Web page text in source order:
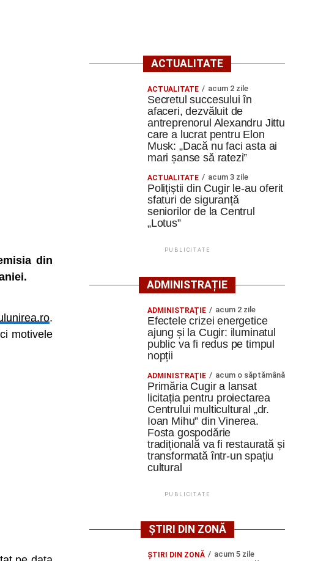
din
.
motivele
ACTUALITATE
ACTUALITATE acum 2 zile
Secretul succesului în
afaceri, dezvăluit de
antreprenorul Alexandru Jittu
care a lucrat pentru Elon
Musk: „Dacă nu faci asta ai
mari șanse să ratezi”
ACTUALITATE acum 3 zile
Polițiștii din Cugir le-au oferit
sfaturi de siguranță
seniorilor de la Centrul
„Lotus”
PUBLICITATE
ADMINISTRAȚIE
ADMINISTRAŢIE acum 2 zile
Efectele crizei energetice
ajung și la Cugir: iluminatul
public va fi redus pe timpul
nopții
ADMINISTRAŢIE acum o săptămână
Primăria Cugir a lansat
licitația pentru proiectarea
Centrului multicultural „dr.
Ioan Mihu” din Vinerea.
Fosta gospodărie
tradițională va fi restaurată și
transformată într-un spațiu
cultural
PUBLICITATE
ȘTIRI DIN ZONĂ
ŞTIRI DIN ZONĂ acum 5 zile